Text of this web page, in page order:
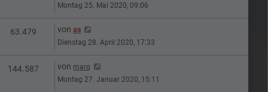
Montag 25. Mai 2020, 09:06
63.479 ZugriffeLetzter Beitrag
von as
Dienstag 28. April 2020, 17:33
144.587 ZugriffeLetzter Beitrag
von marq
Montag 27. Januar 2020, 15:11